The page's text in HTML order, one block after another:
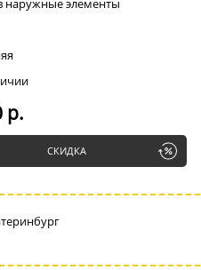
наружные элементы
р.
СКИДКА